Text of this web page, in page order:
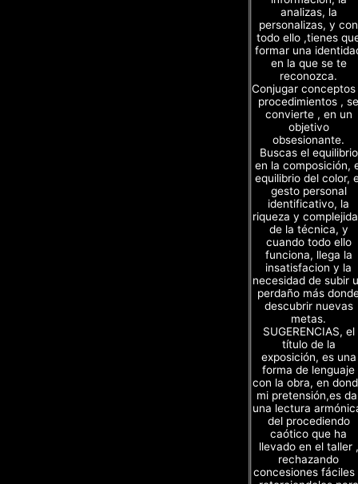
analizas, la
personalizas, y con
todo ello ,tienes
formar una
en la que se te
reconozca.
Conjugar
procedimientos , se
convierte , en un
objetivo
obsesionante.
Buscas el equilibrio
en la composición,
equilibrio del color,
gesto personal
identificativo, la
riqueza y
de la técnica, y
cuando todo ello
funciona, llega la
insatisfacion y la
necesidad de subir
perdaño más
descubrir nuevas
metas.
SUGERENCIAS, el
título de la
exposición, es una
forma de lenguaje
con la obra, en
mi pretensión,es
una lectura
del procediendo
caótico que ha
llevado en el taller ,
rechazando
concesiones fáciles